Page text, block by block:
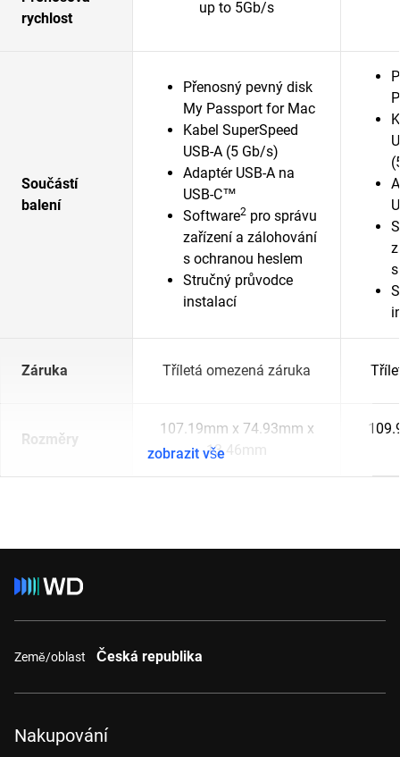
rychlost
up to 5Gb/s
Součástí
balení
Přenosný pevný disk
My Passport for Mac
Kabel SuperSpeed
USB-A (5 Gb/s)
Adaptér USB-A na
USB-C™
Software2 pro správu
zařízení a zálohování
s ochranou heslem
Stručný průvodce
instalací
Záruka Tříletá omezená záruka
Rozměry
107.19mm x 74.93mm x
13.46mm
zobrazit vše
Země/oblast Česká republika
Nakupování